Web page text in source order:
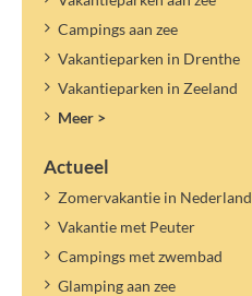
Campings aan zee
Vakantieparken in Drenthe
Vakantieparken in Zeeland
Meer >
Actueel
Zomervakantie in Nederland
Vakantie met Peuter
Campings met zwembad
Glamping aan zee